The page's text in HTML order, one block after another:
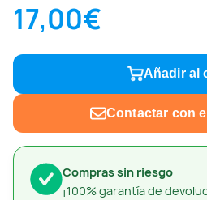
Compras sin riesgo
¡100% garantía de
17,00€
Añadir al
Contactar con